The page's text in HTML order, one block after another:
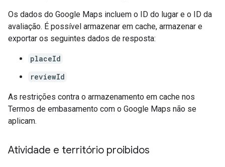
Os dados do Google Maps incluem o ID do lugar e o ID da
avaliação. É possível armazenar em cache, armazenar e
exportar os seguintes dados de resposta:
placeId
reviewId
As restrições contra o armazenamento em cache nos
Termos de embasamento com o Google Maps não se
aplicam.
Atividade e território proibidos